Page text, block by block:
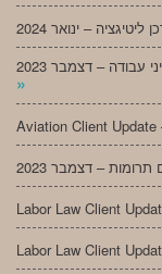
– דצמבר 2023
»
Aviation Client Update
Labor Law Client
Labor Law Client